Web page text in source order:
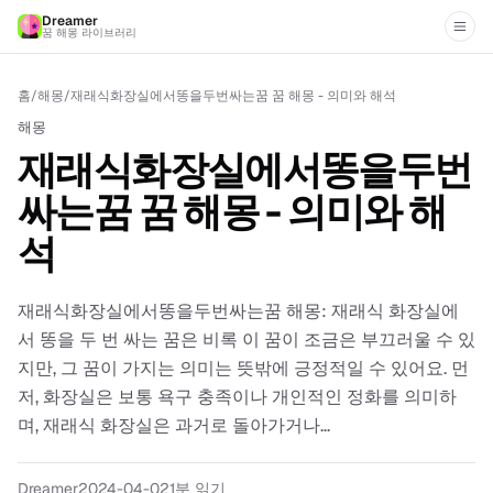
Dreamer
꿈 해몽 라이브러리
홈/해몽/재래식화장실에서똥을두번싸는꿈 꿈 해몽 - 의미와 해석
해몽
재래식화장실에서똥을두번
싸는꿈 꿈 해몽 - 의미와 해
석
재래식화장실에서똥을두번싸는꿈 해몽: 재래식 화장실에
서 똥을 두 번 싸는 꿈은 비록 이 꿈이 조금은 부끄러울 수 있
지만, 그 꿈이 가지는 의미는 뜻밖에 긍정적일 수 있어요. 먼
저, 화장실은 보통 욕구 충족이나 개인적인 정화를 의미하
며, 재래식 화장실은 과거로 돌아가거나...
Dreamer2024-04-021분 읽기